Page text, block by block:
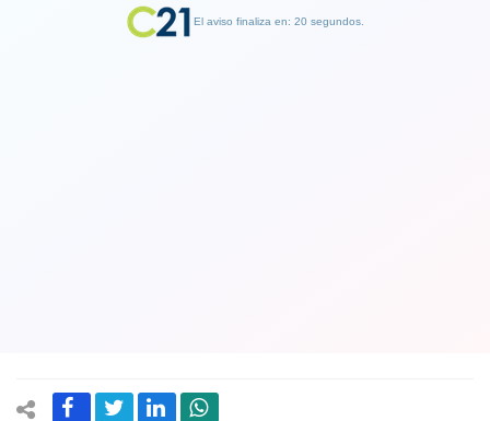
El aviso finaliza en: 19 segundos.